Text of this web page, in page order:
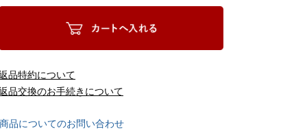
品特約について
品交換のお手続きについて
商品についてのお問い合わせ